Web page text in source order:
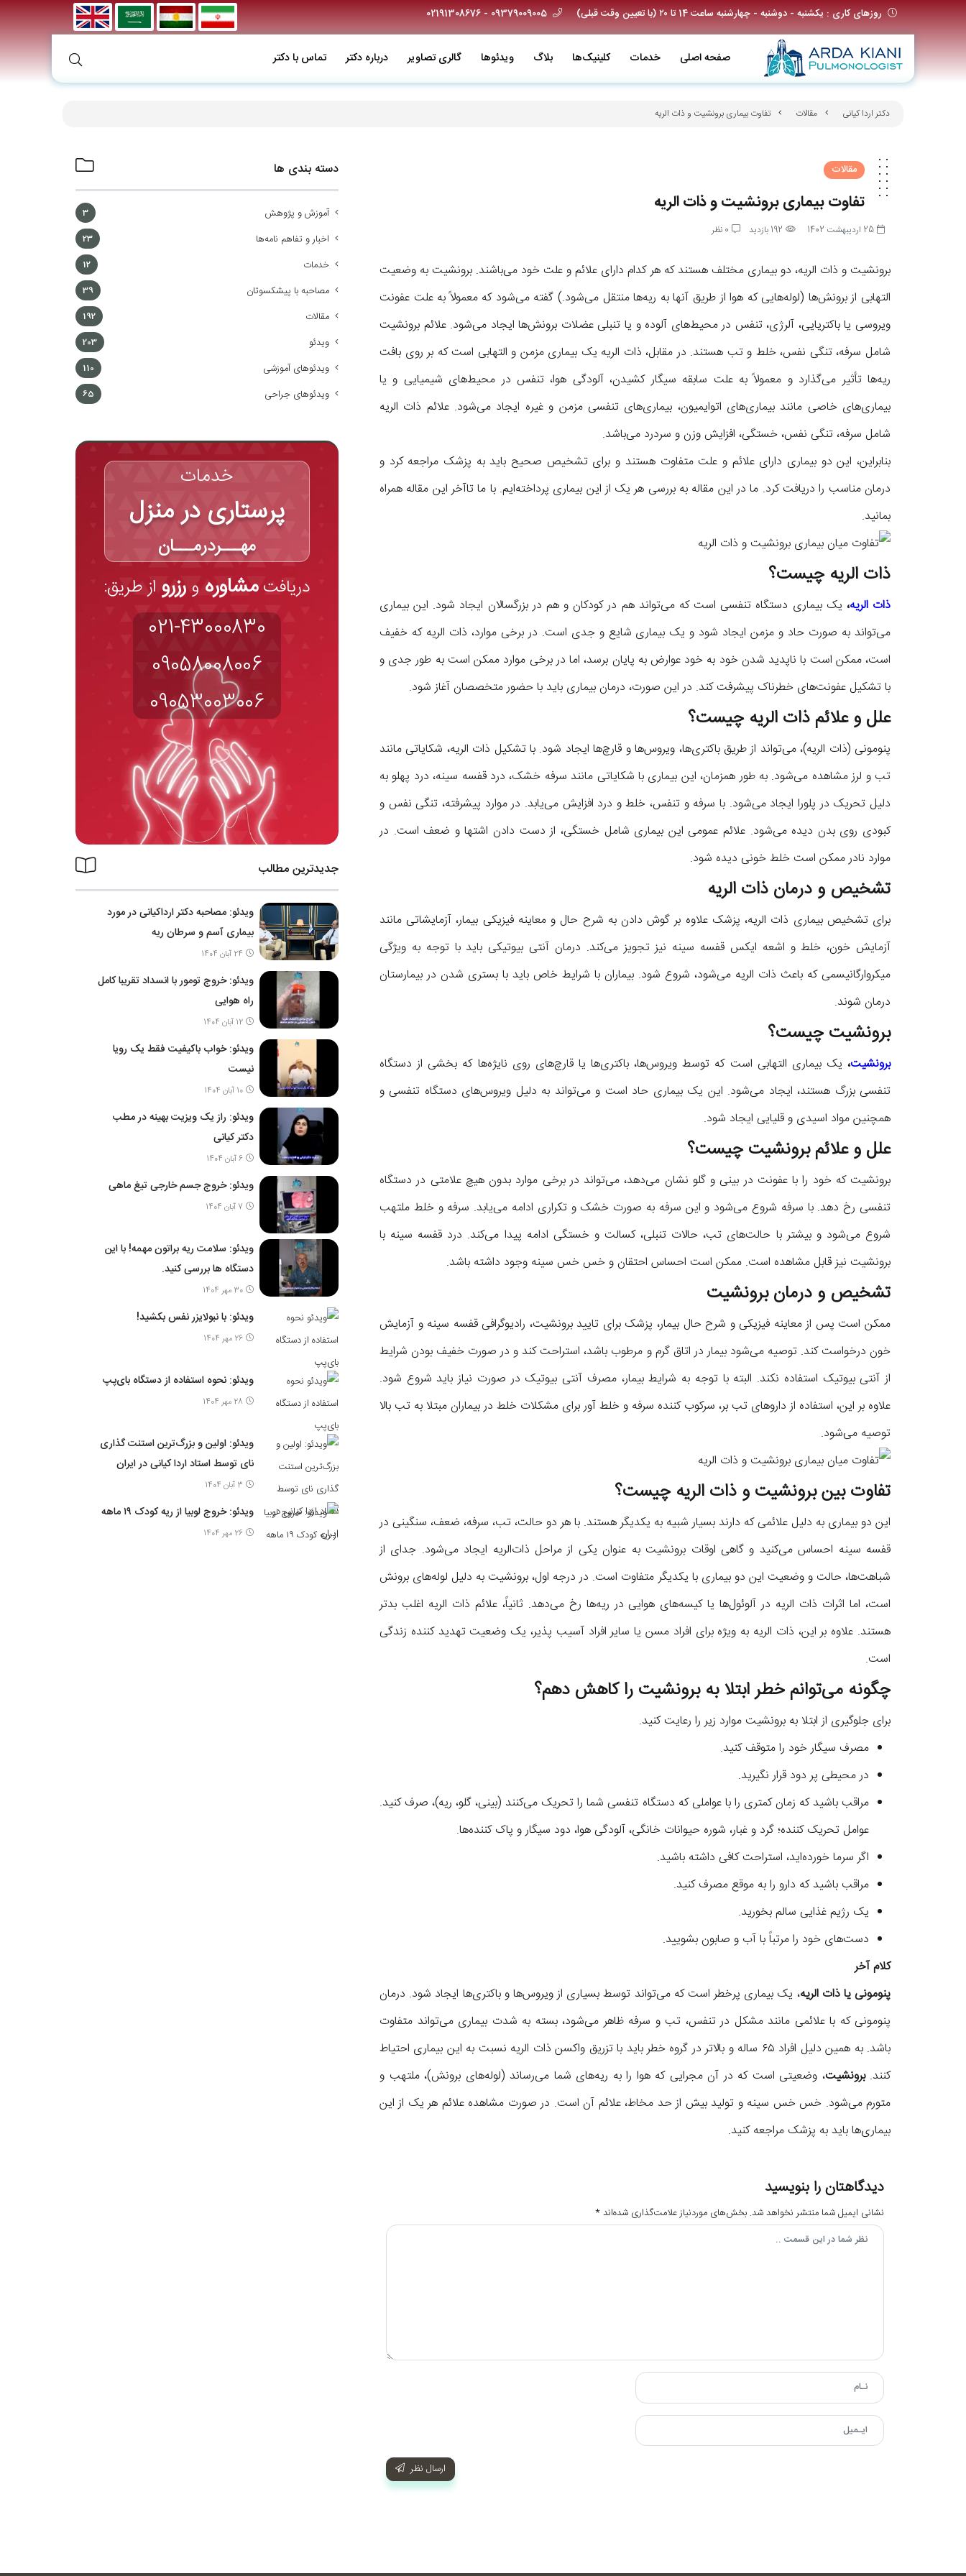
روزهای کاری : یکشنبه - دوشنبه - چهارشنبه ساعت 14 تا ۲۰ (با تعیین وقت قبلی) 09379009005 - 02191308676
صفحه اصلی خدمات کلینیک‌ها بلاگ ویدئو‌ها گالری تصاویر درباره دکتر تماس با دکتر
دکتر اردا کیانی مقالات تفاوت بیماری برونشیت و ذات الریه
مقالات
تفاوت بیماری برونشیت و ذات الریه
25 اردیبهشت 1402 192 بازدید 0 نظر
برونشیت و ذات الریه، دو بیماری مختلف هستند که هر کدام دارای علائم و علت خود می‌باشند. برونشیت به وضعیت
التهابی از برونش‌ها (لوله‌هایی که هوا از طریق آنها به ریه‌ها منتقل می‌شود.) گفته می‌شود که معمولاً به علت عفونت
ویروسی یا باکتریایی، آلرژی، تنفس در محیط‌های آلوده و یا تنبلی عضلات برونش‌ها ایجاد می‌شود. علائم برونشیت
شامل سرفه، تنگی نفس، خلط و تب هستند. در مقابل، ذات الریه یک بیماری مزمن و التهابی است که بر روی بافت
ریه‌ها تأثیر می‌گذارد و معمولاً به علت سابقه سیگار کشیدن، آلودگی هوا، تنفس در محیط‌های شیمیایی و یا
بیماری‌های خاصی مانند بیماری‌های اتوایمیون، بیماری‌های تنفسی مزمن و غیره ایجاد می‌شود. علائم ذات الریه
شامل سرفه، تنگی نفس، خستگی، افزایش وزن و سردرد می‌باشد.
بنابراین، این دو بیماری دارای علائم و علت متفاوت هستند و برای تشخیص صحیح باید به پزشک مراجعه کرد و
درمان مناسب را دریافت کرد. ما در این مقاله به بررسی هر یک از این بیماری پرداخته‌ایم. با ما تاآخر این مقاله همراه
بمانید.
ذات الریه چیست؟
ذات الریه، یک بیماری دستگاه تنفسی است که می‌تواند هم در کودکان و هم در بزرگسالان ایجاد شود. این بیماری
می‌تواند به صورت حاد و مزمن ایجاد شود و یک بیماری شایع و جدی است. در برخی موارد، ذات الریه که خفیف
است، ممکن است با ناپدید شدن خود به خود عوارض به پایان برسد، اما در برخی موارد ممکن است به طور جدی و
با تشکیل عفونت‌های خطرناک پیشرفت کند. در این صورت، درمان بیماری باید با حضور متخصصان آغاز شود.
علل و علائم ذات الریه چیست؟
پنومونی (ذات الریه)، می‌تواند از طریق باکتری‌ها، ویروس‌ها و قارچ‌ها ایجاد شود. با تشکیل ذات الریه، شکایاتی مانند
تب و لرز مشاهده می‌شود. به طور همزمان، این بیماری با شکایاتی مانند سرفه خشک، درد قفسه سینه، درد پهلو به
دلیل تحریک در پلورا ایجاد می‌شود. با سرفه و تنفس، خلط و درد افزایش می‌یابد. در موارد پیشرفته، تنگی نفس و
کبودی روی بدن دیده می‌شود. علائم عمومی این بیماری شامل خستگی، از دست دادن اشتها و ضعف است. در
موارد نادر ممکن است خلط خونی دیده شود.
تشخیص و درمان ذات الریه
برای تشخیص بیماری ذات الریه، پزشک علاوه بر گوش دادن به شرح حال و معاینه فیزیکی بیمار، آزمایشاتی مانند
آزمایش خون، خلط و اشعه ایکس قفسه سینه نیز تجویز می‌کند. درمان آنتی بیوتیکی باید با توجه به ویژگی
میکروارگانیسمی که باعث ذات الریه می‌شود، شروع شود. بیماران با شرایط خاص باید با بستری شدن در بیمارستان
درمان شوند.
برونشیت چیست؟
برونشیت، یک بیماری التهابی است که توسط ویروس‌ها، باکتری‌ها یا قارچ‌های روی نایژه‌ها که بخشی از دستگاه
تنفسی بزرگ هستند، ایجاد می‌شود. این یک بیماری حاد است و می‌تواند به دلیل ویروس‌های دستگاه تنفسی و
همچنین مواد اسیدی و قلیایی ایجاد شود.
علل و علائم برونشیت چیست؟
برونشیت که خود را با عفونت در بینی و گلو نشان می‌دهد، می‌تواند در برخی موارد بدون هیچ علامتی در دستگاه
تنفسی رخ دهد. با سرفه شروع می‌شود و این سرفه به صورت خشک و تکراری ادامه می‌یابد. سرفه و خلط ملتهب
شروع می‌شود و بیشتر با حالت‌های تب، حالات تنبلی، کسالت و خستگی ادامه پیدا می‌کند. درد قفسه سینه با
برونشیت نیز قابل مشاهده است. ممکن است احساس احتقان و خس خس سینه وجود داشته باشد.
تشخیص و درمان برونشیت
ممکن است پس از معاینه فیزیکی و شرح حال بیمار، پزشک برای تایید برونشیت، رادیوگرافی قفسه سینه و آزمایش
خون درخواست کند. توصیه می‌شود بیمار در اتاق گرم و مرطوب باشد، استراحت کند و در صورت خفیف بودن شرایط
از آنتی بیوتیک استفاده نکند. البته با توجه به شرایط بیمار، مصرف آنتی بیوتیک در صورت نیاز باید شروع شود.
علاوه بر این، استفاده از داروهای تب بر، سرکوب کننده سرفه و خلط آور برای مشکلات خلط در بیماران مبتلا به تب بالا
توصیه می‌شود.
تفاوت بین برونشیت و ذات الریه چیست؟
این دو بیماری به دلیل علائمی که دارند بسیار شبیه به یکدیگر هستند. با هر دو حالت، تب، سرفه، ضعف، سنگینی در
قفسه سینه احساس می‌کنید و گاهی اوقات برونشیت به عنوان یکی از مراحل ذات‌الریه ایجاد می‌شود. جدای از
شباهت‌ها، حالت و وضعیت این دو بیماری با یکدیگر متفاوت است. در درجه اول، برونشیت به دلیل لوله‌های برونش
است، اما اثرات ذات الریه در آلوئول‌ها یا کیسه‌های هوایی در ریه‌ها رخ می‌دهد. ثانیاً، علائم ذات الریه اغلب بدتر
هستند. علاوه بر این، ذات الریه به ویژه برای افراد مسن یا سایر افراد آسیب پذیر، یک وضعیت تهدید کننده زندگی
است.
چگونه می‌توانم خطر ابتلا به برونشیت را کاهش دهم؟
برای جلوگیری از ابتلا به برونشیت موارد زیر را رعایت کنید.
مصرف سیگار خود را متوقف کنید.
در محیطی پر دود قرار نگیرید.
مراقب باشید که زمان کمتری را با عواملی که دستگاه تنفسی شما را تحریک می‌کنند (بینی، گلو، ریه)، صرف کنید.
عوامل تحریک کننده؛ گرد و غبار، شوره حیوانات خانگی، آلودگی هوا، دود سیگار و پاک کننده‌ها.
اگر سرما خورده‌اید، استراحت کافی داشته باشید.
مراقب باشید که دارو را به موقع مصرف کنید.
یک رژیم غذایی سالم بخورید.
دست‌های خود را مرتباً با آب و صابون بشویید.
کلام آخر
پنومونی یا ذات الریه، یک بیماری پرخطر است که می‌تواند توسط بسیاری از ویروس‌ها و باکتری‌ها ایجاد شود. درمان
پنومونی که با علائمی مانند مشکل در تنفس، تب و سرفه ظاهر می‌شود، بسته به شدت بیماری می‌تواند متفاوت
باشد. به همین دلیل افراد ۶۵ ساله و بالاتر در گروه خطر باید با تزریق واکسن ذات الریه نسبت به این بیماری احتیاط
کنند.برونشیت، وضعیتی است که در آن مجرایی که هوا را به ریه‌های شما می‌رساند (لوله‌های برونش)، ملتهب و
متورم می‌شود. خس خس سینه و تولید بیش از حد مخاط، علائم آن است. در صورت مشاهده علائم هر یک از این
بیماری‌ها باید به پزشک مراجعه کنید.
دیدگاهتان را بنویسید
نشانی ایمیل شما منتشر نخواهد شد. بخش‌های موردنیاز علامت‌گذاری شده‌اند*
ارسال نظر
دسته بندی ها
آموزش و پژوهش 3
اخبار و تفاهم نامه‌ها 23
خدمات 12
مصاحبه با پیشکسوتان 39
مقالات 192
ویدئو 203
ویدئوهای آموزشی 110
ویدئوهای جراحی 65
خدمات
پرستاری در منزل
مهـــردرمـــان
دریافتمشاوره و رزرو از طریق:
021-43000830
09058008006
09053003006
جدیدترین مطالب
ویدئو: مصاحبه دکتر ارداکیانی در مورد
بیماری آسم و سرطان ریه
24 آبان 1404
ویدئو: خروج تومور با انسداد تقریبا کامل
راه هوایی
12 آبان 1404
ویدئو: خواب باکیفیت فقط یک رویا
نیست
10 آبان 1404
ویدئو: راز یک ویزیت بهینه در مطب
دکتر کیانی
6 آبان 1404
ویدئو: خروج جسم خارجی تیغ ماهی
7 آبان 1404
ویدئو: سلامت ریه براتون مهمه! با این
دستگاه ها بررسی کنید.
30 مهر 1404
ویدئو: با نبولایزر نفس بکشید!
26 مهر 1404
ویدئو: نحوه استفاده از دستگاه بای‌پپ
28 مهر 1404
ویدئو: اولین و بزرگ‌ترین استنت گذاری
نای توسط استاد اردا کیانی در ایران
3 آبان 1404
ویدئو: خروج لوبیا از ریه کودک ۱۹ ماهه
26 مهر 1404